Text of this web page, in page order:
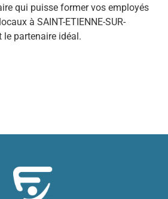
qui puisse former vos employés
à SAINT-ETIENNE-SUR-
le partenaire idéal.